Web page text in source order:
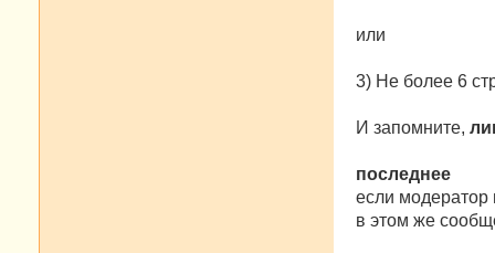
или
3) Не более 6
И запомните,
последнее
если модератор
в этом же